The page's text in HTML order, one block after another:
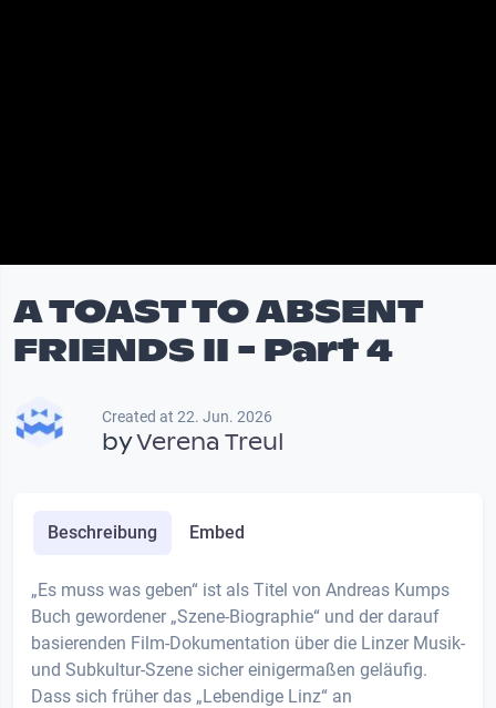
A TOAST TO ABSENT
FRIENDS II - Part 4
Created at 22. Jun. 2026
byVerena Treul
Beschreibung Embed
„Es muss was geben“ ist als Titel von Andreas Kumps
Buch gewordener „Szene-Biographie“ und der darauf
basierenden Film-Dokumentation über die Linzer Musik-
und Subkultur-Szene sicher einigermaßen geläufig.
Dass sich früher das „Lebendige Linz“ an